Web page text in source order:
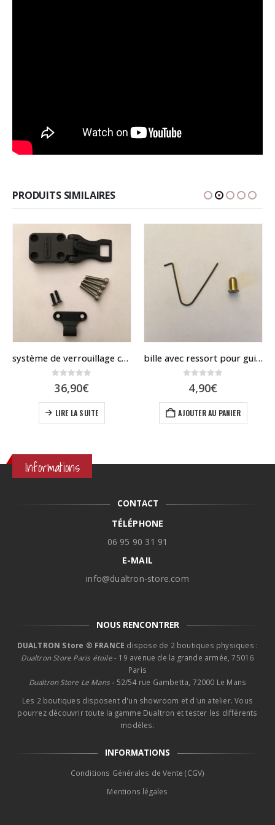
PRODUITS SIMILAIRES
système de verrouillage colonne/deck Dualtron
36,90€
LIRE LA SUITE
bille avec ressort pour guidon speedway mini 4
4,90€
AJOUTER AU PANIER
Informations
CONTACT
TÉLÉPHONE
06 95 90 31 91
E-MAIL
info@dualtron-store.com
NOUS RENCONTRER
DUALTRON Store ® FRANCE dispose de 2 boutiques physiques :
Dualtron Store Paris étoile- 19 avenue de la grande armée, 75016
Paris
Dualtron Store Le Mans - 52/54 rue Gambetta, 72000 Le Mans
Les 2 boutiques disposent d'un showroom et d'un atelier. Vous
pourrez découvrir toute la gamme Dualtron et tester les différents
modèles.
INFORMATIONS
Conditions Générales de Vente (CGV)
Mentions légales